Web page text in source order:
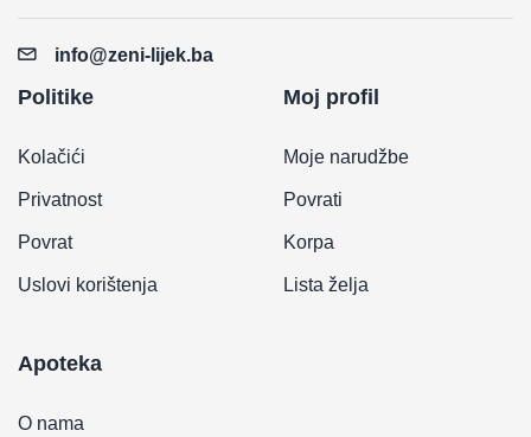
info@zeni-lijek.ba
Politike
Kolačići
Privatnost
Povrat
Uslovi korištenja
Moj profil
Moje narudžbe
Povrati
Korpa
Lista želja
Apoteka
O nama